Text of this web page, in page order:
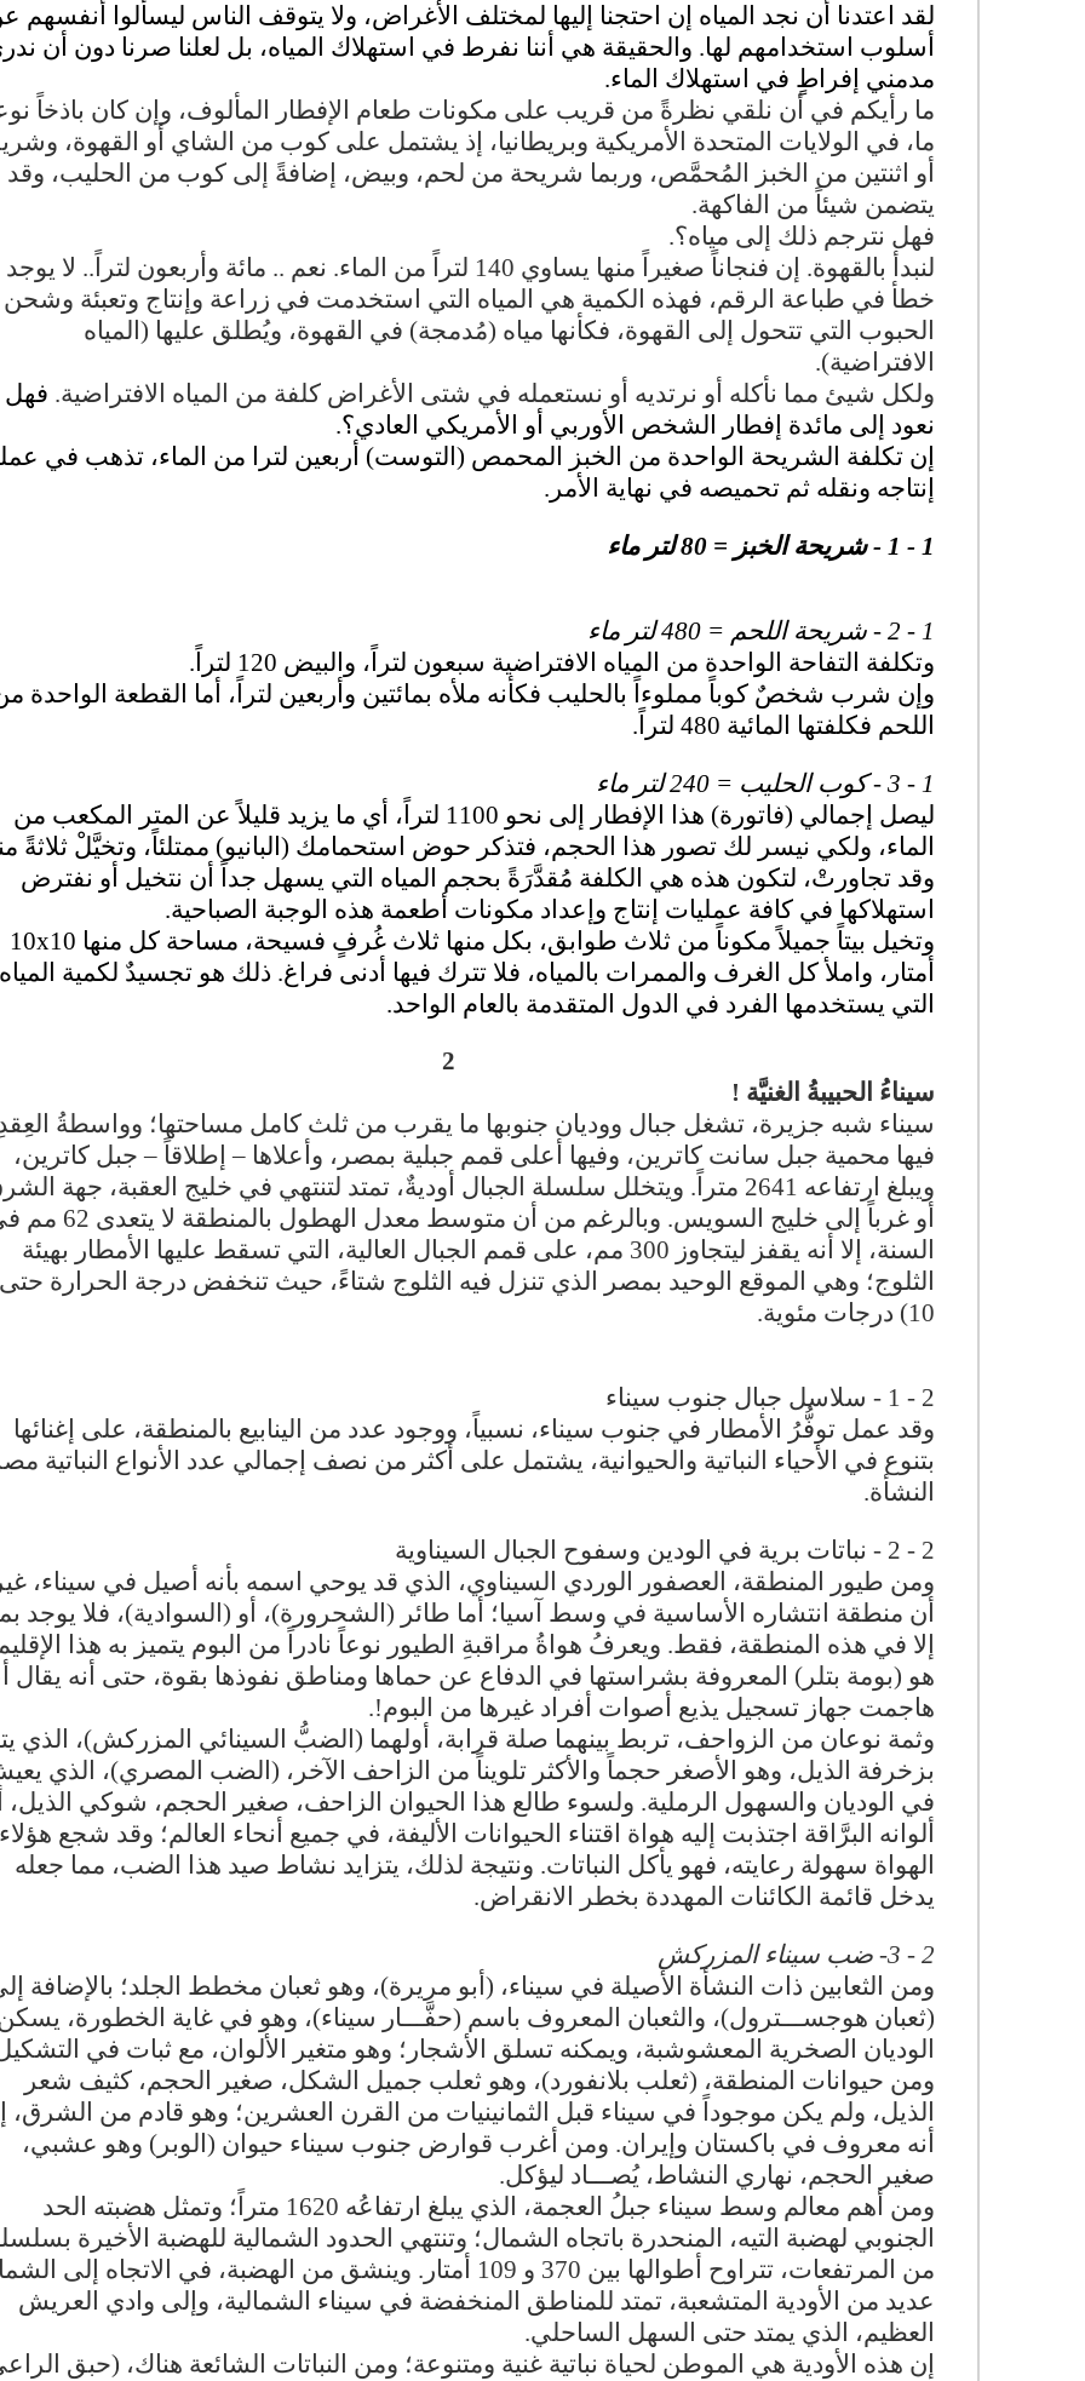
لقد اعتدنا أن نجد المياه إن احتجنا إليها لمختلف الأغراض، ولا يتوقف الناس ليسألوا أنفسهم
أسلوب استخدامهم لها. والحقيقة هي أننا نفرط في استهلاك المياه، بل لعلنا صرنا دون أن
مدمني إفراطٍ في استهلاك الماء.
ما رأيكم في أن نلقي نظرةً من قريب على مكونات طعام الإفطار المألوف، وإن كان باذخاً
ما، في الولايات المتحدة الأمريكية وبريطانيا، إذ يشتمل على كوب من الشاي أو القهوة،
أو اثنتين من الخبز المُحمَّص، وربما شريحة من لحم، وبيض، إضافةً إلى كوب من الحليب، وقد
يتضمن شيئاً من الفاكهة.
فهل نترجم ذلك إلى مياه؟.
لنبدأ بالقهوة. إن فنجاناً صغيراً منها يساوي 140 لتراً من الماء. نعم .. مائة وأربعون لتراً.. لا يوجد
خطأ في طباعة الرقم، فهذه الكمية هي المياه التي استخدمت في زراعة وإنتاج وتعبئة وشحن
الحبوب التي تتحول إلى القهوة، فكأنها مياه (مُدمجة) في القهوة، ويُطلق عليها (المياه
الافتراضية).
ولكل شيئ مما نأكله أو نرتديه أو نستعمله في شتى الأغراض كلفة من المياه الافتراضية. فهل
نعود إلى مائدة إفطار الشخص الأوربي أو الأمريكي العادي؟.
إن تكلفة الشريحة الواحدة من الخبز المحمص (التوست) أربعين لترا من الماء، تذهب في
إنتاجه ونقله ثم تحميصه في نهاية الأمر.
1 - 1 - شريحة الخبز = 80 لتر ماء
1 - 2 - شريحة اللحم = 480 لتر ماء
وتكلفة التفاحة الواحدة من المياه الافتراضية سبعون لتراً، والبيض 120 لتراً.
وإن شرب شخصٌ كوباً مملوءاً بالحليب فكأنه ملأه بمائتين وأربعين لتراً، أما القطعة الواحدة
اللحم فكلفتها المائية 480 لتراً.
1 - 3 - كوب الحليب = 240 لتر ماء
ليصل إجمالي (فاتورة) هذا الإفطار إلى نحو 1100 لتراً، أي ما يزيد قليلاً عن المتر المكعب من
الماء، ولكي نيسر لك تصور هذا الحجم، فتذكر حوض استحمامك (البانيو) ممتلئاً، وتخيَّلْ ثلاثةً
وقد تجاورتْ، لتكون هذه هي الكلفة مُقدَّرَةً بحجم المياه التي يسهل جداً أن نتخيل أو نفترض
استهلاكها في كافة عمليات إنتاج وإعداد مكونات أطعمة هذه الوجبة الصباحية.
وتخيل بيتاً جميلاً مكوناً من ثلاث طوابق، بكل منها ثلاث غُرفٍ فسيحة، مساحة كل منها 10
x
10
أمتار، واملأ كل الغرف والممرات بالمياه، فلا تترك فيها أدنى فراغ. ذلك هو تجسيدٌ لكمية المياه
التي يستخدمها الفرد في الدول المتقدمة بالعام الواحد.
2
سيناءُ الحبيبةُ الغنيَّة !
سيناء شبه جزيرة، تشغل جبال ووديان جنوبها ما يقرب من ثلث كامل مساحتها؛ وواسطةُ
فيها محمية جبل سانت كاترين، وفيها أعلى قمم جبلية بمصر، وأعلاها – إطلاقاً – جبل كاترين،
ويبلغ ارتفاعه 2641 متراً. ويتخلل سلسلة الجبال أوديةٌ، تمتد لتنتهي في خليج العقبة، جهة
أو غرباً إلى خليج السويس. وبالرغم من أن متوسط معدل الهطول
السنة، إلا أنه يقفز ليتجاوز 300 مم، على قمم الجبال العالية، التي تسقط عليها الأمطار بهيئة
الثلوج؛ وهي الموقع الوحيد بمصر الذي تنزل فيه الثلوج شتاءً، حيث تنخفض درجة الحرارة
10) درجات مئوية.
2 - 1 - سلاسل جبال جنوب سيناء
وقد عمل توفُّرُ الأمطار في جنوب سيناء، نسبياً، ووجود عدد من الينابيع بالمنطقة، على إغنائها
بتنوع في الأحياء النباتية والحيوانية، يشتمل على أكثر من نصف إجمالي عدد الأنواع النباتية
النشأة.
2 - 2 - نباتات برية في الودين وسفوح الجبال السيناوية
ومن طيور المنطقة، العصفور الوردي السيناوي، الذي قد يوحي اسمه بأنه أصيل في سيناء،
أن منطقة انتشاره الأساسية في وسط آسيا؛ أما طائر (الشحرورة)، أو (السوادية)، فلا يوجد
إلا في هذه المنطقة، فقط. ويعرفُ هواةُ مراقبةِ الطيور نوعاً نادراً من البوم يتميز به هذا
هو (بومة بتلر) المعروفة بشراستها في الدفاع عن حماها ومناطق نفوذها بقوة، حتى أنه يقال
هاجمت جهاز تسجيل يذيع أصوات أفراد غيرها من البوم!.
وثمة نوعان من الزواحف، تربط بينهما صلة قرابة، أولهما (الضبُّ السينائي المزركش)، الذي
بزخرفة الذيل، وهو الأصغر حجماً والأكثر تلويناً من الزاحف الآخر، (الضب المصري)، الذي
في الوديان والسهول الرملية. ولسوء طالع هذا الحيوان الزاحف، صغير الحجم، شوكي الذيل،
ألوانه البرَّاقة اجتذبت إليه هواة اقتناء الحيوانات الأليفة، في جميع أنحاء العالم؛ وقد شجع هؤلاء
الهواة سهولة رعايته، فهو يأكل النباتات. ونتيجة لذلك، يتزايد نشاط صيد هذا الضب، مما جعله
يدخل قائمة الكائنات المهددة بخطر الانقراض.
2 - 3- ضب سيناء المزركش
ومن الثعابين ذات النشأة الأصيلة في سيناء، (أبو مريرة)، وهو ثعبان مخطط الجلد؛ بالإضافة
(ثعبان هوجســـترول)، والثعبان المعروف باسم (حفَّـــار سيناء)، وهو في غاية الخطورة،
الوديان الصخرية المعشوشبة، ويمكنه تسلق الأشجار؛ وهو متغير الألوان، مع ثبات في
ومن حيوانات المنطقة، (ثعلب بلانفورد)، وهو ثعلب جميل الشكل، صغير الحجم، كثيف شعر
الذيل، ولم يكن موجوداً في سيناء قبل الثمانينيات من القرن العشرين؛ وهو قادم من الشرق،
أنه معروف في باكستان وإيران. ومن أغرب قوارض جنوب سيناء حيوان (الوبر) وهو عشبي،
صغير الحجم، نهاري النشاط، يُصـــاد ليؤكل.
ومن أهم معالم وسط سيناء جبلُ العجمة، الذي يبلغ ارتفاعُه 1620 متراً؛ وتمثل هضبته الحد
الجنوبي لهضبة التيه، المنحدرة باتجاه الشمال؛ وتنتهي الحدود الشمالية للهضبة الأخيرة
من المرتفعات، تتراوح أطوالها بين 370 و 109 أمتار. وينشق من الهضبة، في الاتجاه إلى
عديد من الأودية المتشعبة، تمتد للمناطق المنخفضة في سيناء الشمالية، وإلى وادي العريش
العظيم، الذي يمتد حتى السهل الساحلي.
إن هذه الأودية هي الموطن لحياة نباتية غنية ومتنوعة؛ ومن النباتات الشائعة هناك، (حبق